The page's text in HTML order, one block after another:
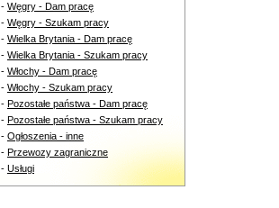
- Węgry - Dam pracę
- Węgry - Szukam pracy
- Wielka Brytania - Dam pracę
- Wielka Brytania - Szukam pracy
- Włochy - Dam pracę
- Włochy - Szukam pracy
- Pozostałe państwa - Dam pracę
- Pozostałe państwa - Szukam pracy
- Ogłoszenia - inne
- Przewozy zagraniczne
- Usługi